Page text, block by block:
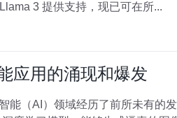
虚拟助手由 Llama 3 提供支持，现已可在所...
应用的涌现和爆发